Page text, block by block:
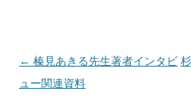
投
稿
← 榛見あきる先生著者インタビ
ュー関連資料